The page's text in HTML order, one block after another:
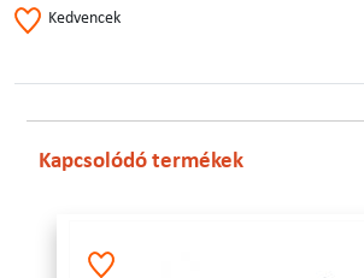
Kedvencek
Kapcsolódó termékek